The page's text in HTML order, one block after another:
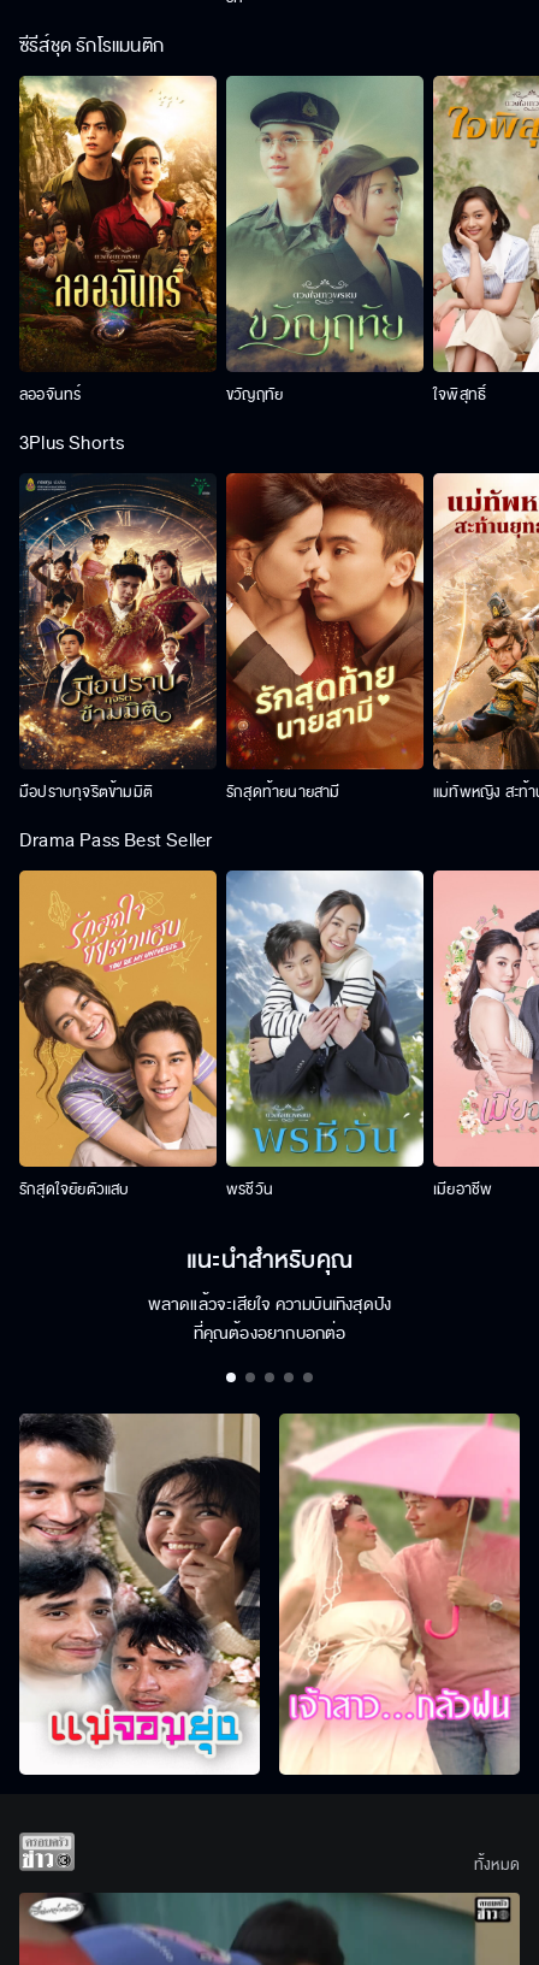
ซีรีส์ชุด รักโรแมนติก
ลออจันทร์ ขวัญฤทัย ใจพิสุทธิ์
3Plus Shorts
มือปราบทุจริตข้ามมิติ รักสุดท้ายนายสามี แม่ทัพหญิง สะท้
Drama Pass Best Seller
รักสุดใจยัยตัวแสบ พรชีวัน เมียอาชีพ
แนะนำสำหรับคุณ
พลาดแล้วจะเสียใจ ความบันเทิงสุดปัง
ที่คุณต้องอยากบอกต่อ
ทั้งหมด